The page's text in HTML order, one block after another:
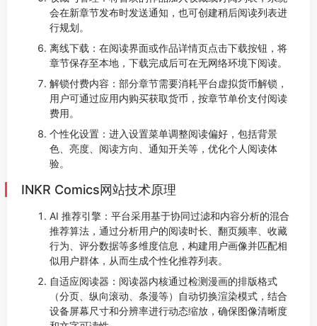
会在新章节发布时发送通知，也可创建稍后阅读列表进
行规划。
离线下载：在阅读界面或作品详情页点击下载按钮，将
章节保存至本地，下载完成后可在无网络环境下阅读。
解锁付费内容：部分章节需要消耗平台虚拟货币解锁，
用户可通过应用内购买获取货币，按章节单价支付阅读
费用。
个性化设置：进入设置菜单调整阅读偏好，包括背景
色、亮度、阅读方向、通知开关等，优化个人阅读体
验。
INKR Comics网站技术原理
AI 推荐引擎：平台采用基于协同过滤和内容分析的混合
推荐算法，通过分析用户的阅读时长、翻页频率、收藏
行为、评分数据等多维度信息，构建用户画像并匹配相
似用户群体，从而生成个性化推荐列表。
自适应阅读器：阅读器内核通过检测漫画的排版格式
（分页、纵向滚动、条漫等）自动切换渲染模式，结合
设备屏幕尺寸和分辨率进行动态缩放，确保图像清晰度